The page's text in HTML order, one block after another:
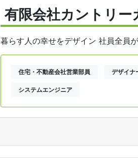
有限会社カントリー
暮らす人の幸せをデザイン 社員全員
住宅・不動産会社営業部員 デザイナ
システムエンジニア